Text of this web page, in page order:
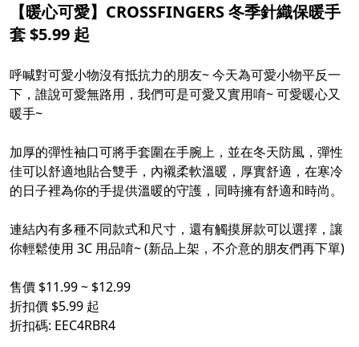
【暖心可愛】CROSSFINGERS 冬季針織保暖手
套 $5.99 起
呼喊對可愛小物沒有抵抗力的朋友~ 今天為可愛小物平反一
下，誰說可愛無路用，我們可是可愛又實用唷~ 可愛暖心又
暖手~
加厚的彈性袖口可將手套圍在手腕上，並在冬天防風，彈性
佳可以舒適地貼合雙手，內襯柔軟溫暖，厚實舒適，在寒冷
的日子裡為你的手提供溫暖的守護，同時擁有舒適和​​時尚。
連結內有多種不同款式和尺寸，還有觸摸屏款可以選擇，讓
你輕鬆使用 3C 用品唷~ (新品上架，不介意的朋友們再下單)
售價 $11.99 ~ $12.99
折扣價 $5.99 起
折扣碼: EEC4RBR4